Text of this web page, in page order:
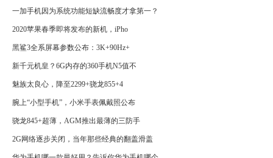
一加手机因为系统功能短缺流畅度才拿第一？
2020苹果春季即将发布的新机，iPho
黑鲨3全系屏幕参数公布：3K+90Hz+
新千元机皇？6G内存的360手机N5值不
魅族太良心，降至2299+骁龙855+4
腕上“小型手机”，小米手表佩戴照公布
骁龙845+超薄，AGM推出最薄的三防手
2G网络逐步关闭，当年那些经典的翻盖滑盖